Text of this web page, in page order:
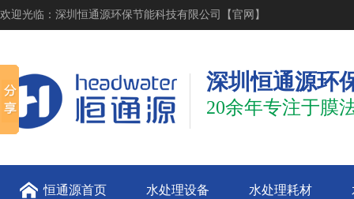
欢迎光临：深圳恒通源环保节能科技有限公司【官网】
深圳恒通源环
20余年专注于膜
恒通源首页 水处理设备 水处理耗材